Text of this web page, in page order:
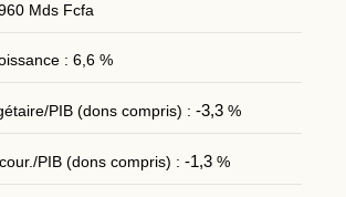
Mds Fcfa
: 6,6 %
PIB (dons compris) : -3,3%
PIB (dons compris) : -1,3%